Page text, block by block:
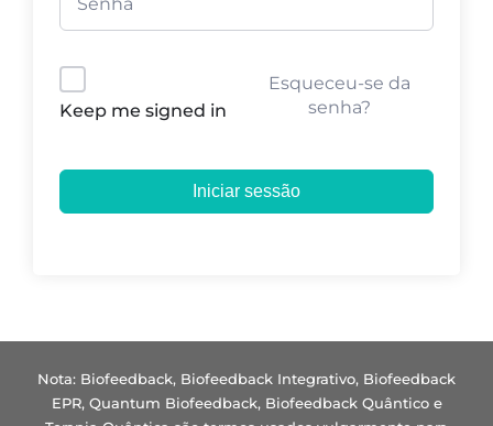
Blog
Contactos
Keep me signed in
Esqueceu-se da
senha?
Iniciar sessão
Nota: Biofeedback, Biofeedback Integrativo, Biofeedback
EPR, Quantum Biofeedback, Biofeedback Quântico e